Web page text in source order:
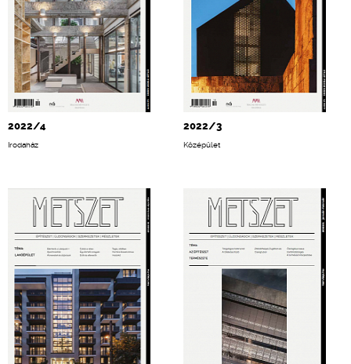
2022/4
Irodaház
2022/3
Középület